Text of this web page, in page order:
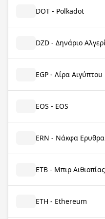
DOT - Polkadot
DZD - Δηνάριο
EGP - Λίρα Αιγύπτου
EOS - EOS
ERN - Νάκφα
ETB - Μπιρ Αιθιοπίας
ETH - Ethereum